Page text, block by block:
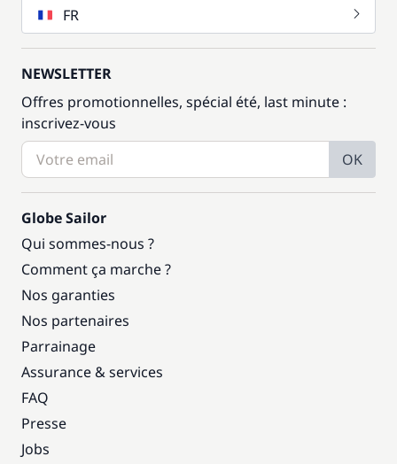
FR
NEWSLETTER
Offres promotionnelles, spécial été, last minute :
inscrivez-vous
OK
Globe Sailor
Qui sommes-nous ?
Comment ça marche ?
Nos garanties
Nos partenaires
Parrainage
Assurance & services
FAQ
Presse
Jobs